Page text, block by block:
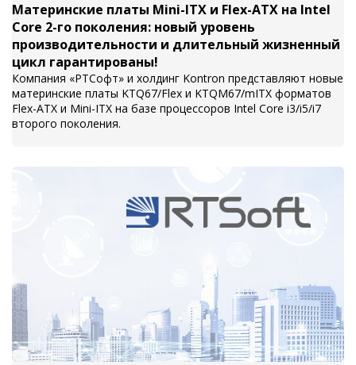
Материнские платы Mini-ITX и Flex-ATX на Intel
Core 2-го поколения: новый уровень
производительности и длительный жизненный
цикл гарантированы!
Компания «РТСофт» и холдинг Kontron представляют новые
материнские платы KTQ67/Flex и KTQM67/mITX форматов
Flex-ATX и Mini-ITX на базе процессоров Intel Core i3/i5/i7
второго поколения.